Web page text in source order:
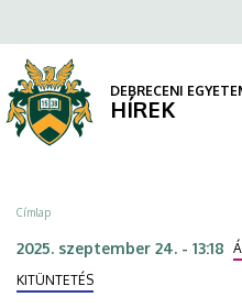
professzor
kapta
magyar
tudományos
a
tartalomra
DEBRECENI
HÍREK
Morzsa
Címlap
2025. szeptember 24. - 13:18
KITÜNTETÉS